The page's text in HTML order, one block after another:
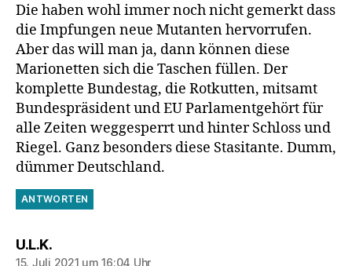
Die haben wohl immer noch nicht gemerkt dass
die Impfungen neue Mutanten hervorrufen.
Aber das will man ja, dann können diese
Marionetten sich die Taschen füllen. Der
komplette Bundestag, die Rotkutten, mitsamt
Bundespräsident und EU Parlamentgehört für
alle Zeiten weggesperrt und hinter Schloss und
Riegel. Ganz besonders diese Stasitante. Dumm,
dümmer Deutschland.
ANTWORTEN
U.L.K.sagt:
15. Juli 2021 um 16:04 Uhr